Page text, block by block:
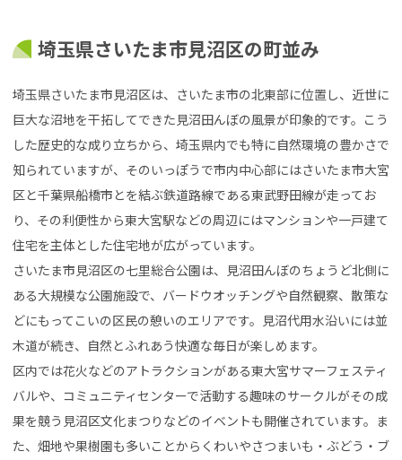
埼玉県さいたま市見沼区の町並み
埼玉県さいたま市見沼区は、さいたま市の北東部に位置し、近世に
巨大な沼地を干拓してできた見沼田んぼの風景が印象的です。こう
した歴史的な成り立ちから、埼玉県内でも特に自然環境の豊かさで
知られていますが、そのいっぽうで市内中心部にはさいたま市大宮
区と千葉県船橋市とを結ぶ鉄道路線である東武野田線が走ってお
り、その利便性から東大宮駅などの周辺にはマンションや一戸建て
住宅を主体とした住宅地が広がっています。
さいたま市見沼区の七里総合公園は、見沼田んぼのちょうど北側に
ある大規模な公園施設で、バードウオッチングや自然観察、散策な
どにもってこいの区民の憩いのエリアです。見沼代用水沿いには並
木道が続き、自然とふれあう快適な毎日が楽しめます。
区内では花火などのアトラクションがある東大宮サマーフェスティ
バルや、コミュニティセンターで活動する趣味のサークルがその成
果を競う見沼区文化まつりなどのイベントも開催されています。ま
た、畑地や果樹園も多いことからくわいやさつまいも・ぶどう・ブ